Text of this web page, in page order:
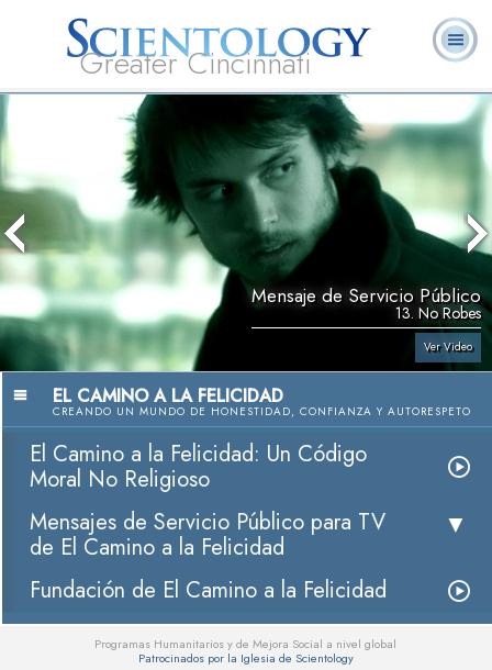
Greater Cincinnati
Acerca de
L. Ronald
Hubbard
Ministros
Voluntarios
Libros
Mensaje de Servicio Público
13. No Robes
Ver Video
EL CAMINO A LA FELICIDAD
CREANDO UN MUNDO DE HONESTIDAD, CONFIANZA Y AUTORESPETO
El Camino a la Felicidad: Un Código
Moral No Religioso
Mensajes de Servicio Público para TV
de El Camino a la Felicidad
Fundación de El Camino a la Felicidad
Programas Humanitarios y de Mejora Social a nivel global
Patrocinados por la Iglesia de Scientology